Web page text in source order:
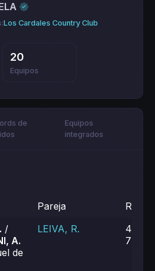
Los Cardales Country Club
20
Equipos
de
Equipos
integrados
Pareja
/
A.
de
LEIVA, R.
4-6,
7-6